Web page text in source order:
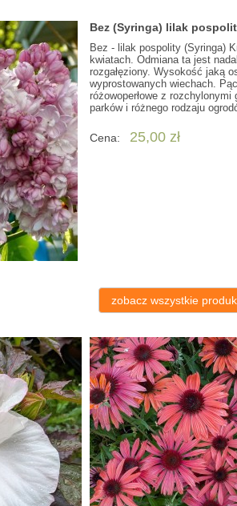
Bez (Syringa) lilak
Bez - lilak pospolity (Syringa)
kwiatach. Odmiana ta jest
rozgałęziony. Wysokość jaką
wyprostowanych wiechach.
różowoperłowe z
parków i różnego rodzaju
Cena: 25,00 zł
zobacz wszystkie